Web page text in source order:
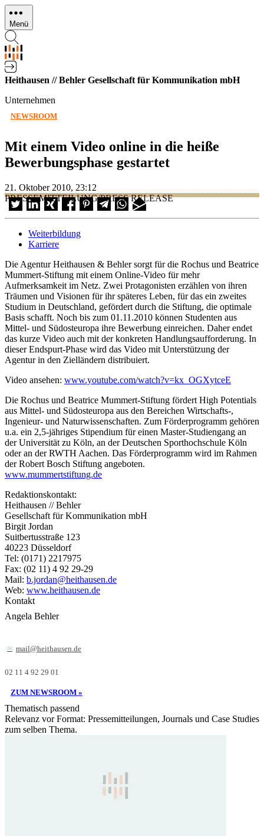
Direkt
zum
Inhalt
Menü
Heithausen // Behler Gesellschaft für Kommunikation mbH
Unternehmen
NEWSROOM
Mit einem Video online in die heiße
Bewerbungsphase gestartet
21. Oktober 2010, 23:12
PRESSEMITTEILUNG/PRESS RELEASE
Weiterbildung
Karriere
Die Agentur Heithausen & Behler sorgt für die Rochus und Beatrice
Mummert-Stiftung mit einem Online-Video für mehr
Aufmerksamkeit im Netz. Zwei Protagonisten erzählen von ihren
Träumen und Visionen für ihr späteres Leben, für das ein zweites
Studium in Deutschland, gefördert durch die Stiftung, die optimale
Basis schafft. Noch bis zum 01.11.2010 können Studenten aus
Mittel- und Südosteuropa ihre Bewerbung einreichen. Daher endet
das kurze Video auch mit der konkreten Handlungsaufforderung. In
dieser Endspurt-Phase wird das Video mit Unterstützung der
Agentur in den Zielländern distribuiert.
Video ansehen: www.youtube.com/watch?v=kx_OGXytceE
Die Rochus und Beatrice Mummert-Stiftung fördert High Potentials
aus Mittel- und Südosteuropa aus den Bereichen Wirtschafts-,
Ingenieur- und Naturwissenschaften. Zum Förderprogramm gehören
u.a. ein 2,5-jähriges Stipendium für einen Master-Studiengang an
der Universität zu Köln, an der Deutschen Sporthochschule Köln
oder an der RWTH Aachen. Das Förderprogramm wird im Rahmen
der Robert Bosch Stiftung angeboten.
www.mummertstiftung.de
Redaktionskontakt:
Heithausen // Behler
Gesellschaft für Kommunikation mbH
Birgit Jordan
Suitbertusstraße 123
40223 Düsseldorf
Tel: (0171) 2217975
Fax: (02 11) 4 92 29-29
Mail: b.jordan@heithausen.de
Web: www.heithausen.de
Kontakt
Angela Behler
mail@heithausen.de
02 11 4 92 29 01
ZUM NEWSROOM »
Thematisch passend
Relevanz vor Format: Pressemitteilungen, Journals und Case Studies
zum selben Thema.